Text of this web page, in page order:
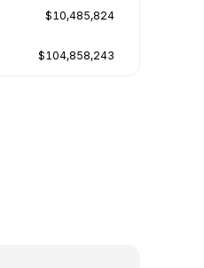
$10,485,824
$104,858,243